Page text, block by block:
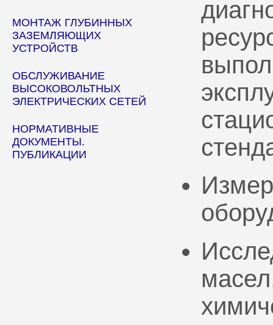
МОНТАЖ ГЛУБИННЫХ
ЗАЗЕМЛЯЮЩИХ
УСТРОЙСТВ
ОБСЛУЖИВАНИЕ
ВЫСОКОВОЛЬТНЫХ
ЭЛЕКТРИЧЕСКИХ СЕТЕЙ
НОРМАТИВНЫЕ
ДОКУМЕНТЫ.
ПУБЛИКАЦИИ